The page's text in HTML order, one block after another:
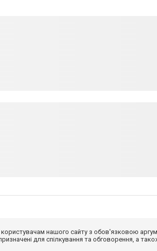
нашого сайту з обов'язковою
для спілкування та обговорення, а